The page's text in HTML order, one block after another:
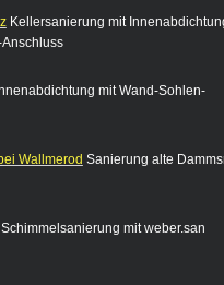
Kellersanierung mit
mit Wand-Sohlen-
Wallmerod Sanierung alte
Schimmelsanierung mit weber.san